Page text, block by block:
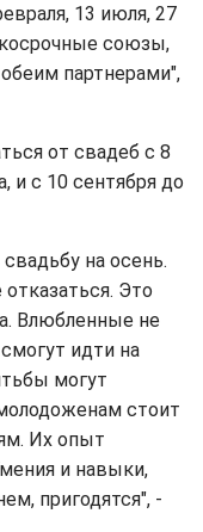
13 июля, 27
союзы,
партнерами",
от свадеб с 8
и с 10 сентября до
на осень.
Это
Влюбленные не
идти на
могут
стоит
Их опыт
и навыки,
пригодятся", -